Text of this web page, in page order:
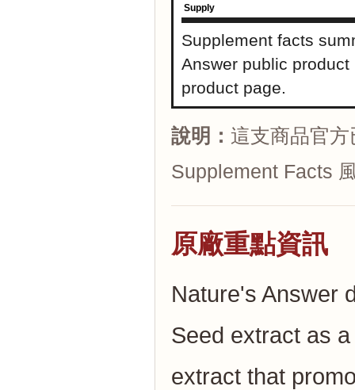
Supply
Supplement facts
Answer public
product page.
說明： 這支商品官
Supplement Facts
原廠重點資訊
Nature's Answer
Seed extract as
extract that